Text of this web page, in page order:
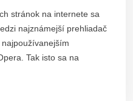
stránok na internete sa
najznámejší prehliadač
Tak isto sa na